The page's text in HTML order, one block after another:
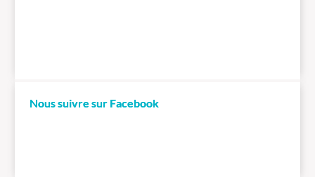
Nous suivre sur Facebook